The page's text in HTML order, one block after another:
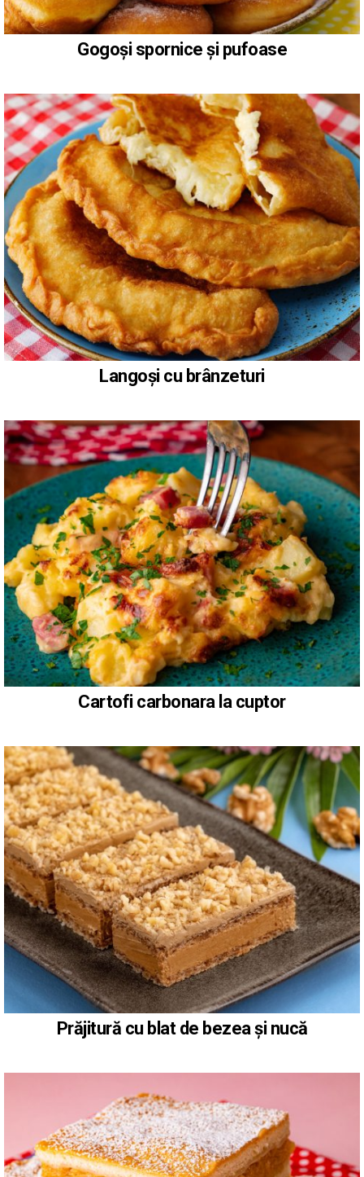
Gogoși spornice și pufoase
Langoși cu brânzeturi
Cartofi carbonara la cuptor
Prăjitură cu blat de bezea și nucă